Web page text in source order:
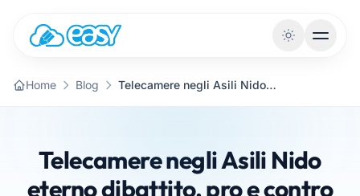
Home Blog Telecamere negli Asili Nido eterno dibattito, pro e contro
Telecamere negli Asili Nido
eterno dibattito, pro e contro